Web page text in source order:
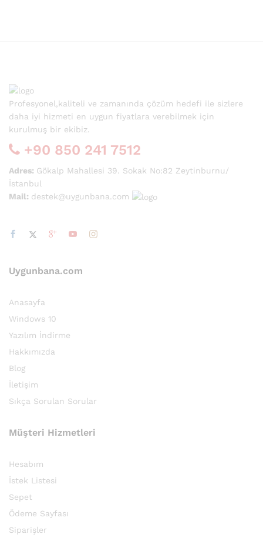
Profesyonel,kaliteli ve zamanında çözüm hedefi ile sizlere
daha iyi hizmeti en uygun fiyatlara verebilmek için
kurulmuş bir ekibiz.
+90 850 241 7512
Adres: Gökalp Mahallesi 39. Sokak No:82 Zeytinburnu/
İstanbul
Mail: destek@uygunbana.com
Uygunbana.com
Anasayfa
Windows 10
Yazılım İndirme
Hakkımızda
Blog
İletişim
Sıkça Sorulan Sorular
Müşteri Hizmetleri
Hesabım
İstek Listesi
Sepet
Ödeme Sayfası
Siparişler